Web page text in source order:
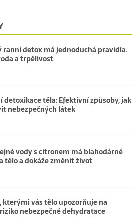
ranní detox má jednoduchá pravidla.
a trpělivost
detoxikace těla: Efektivní způsoby, jak
nebezpečných látek
vody s citronem má blahodárné
tělo a dokáže změnit život
kterými vás tělo upozorňuje na
nebezpečné dehydratace